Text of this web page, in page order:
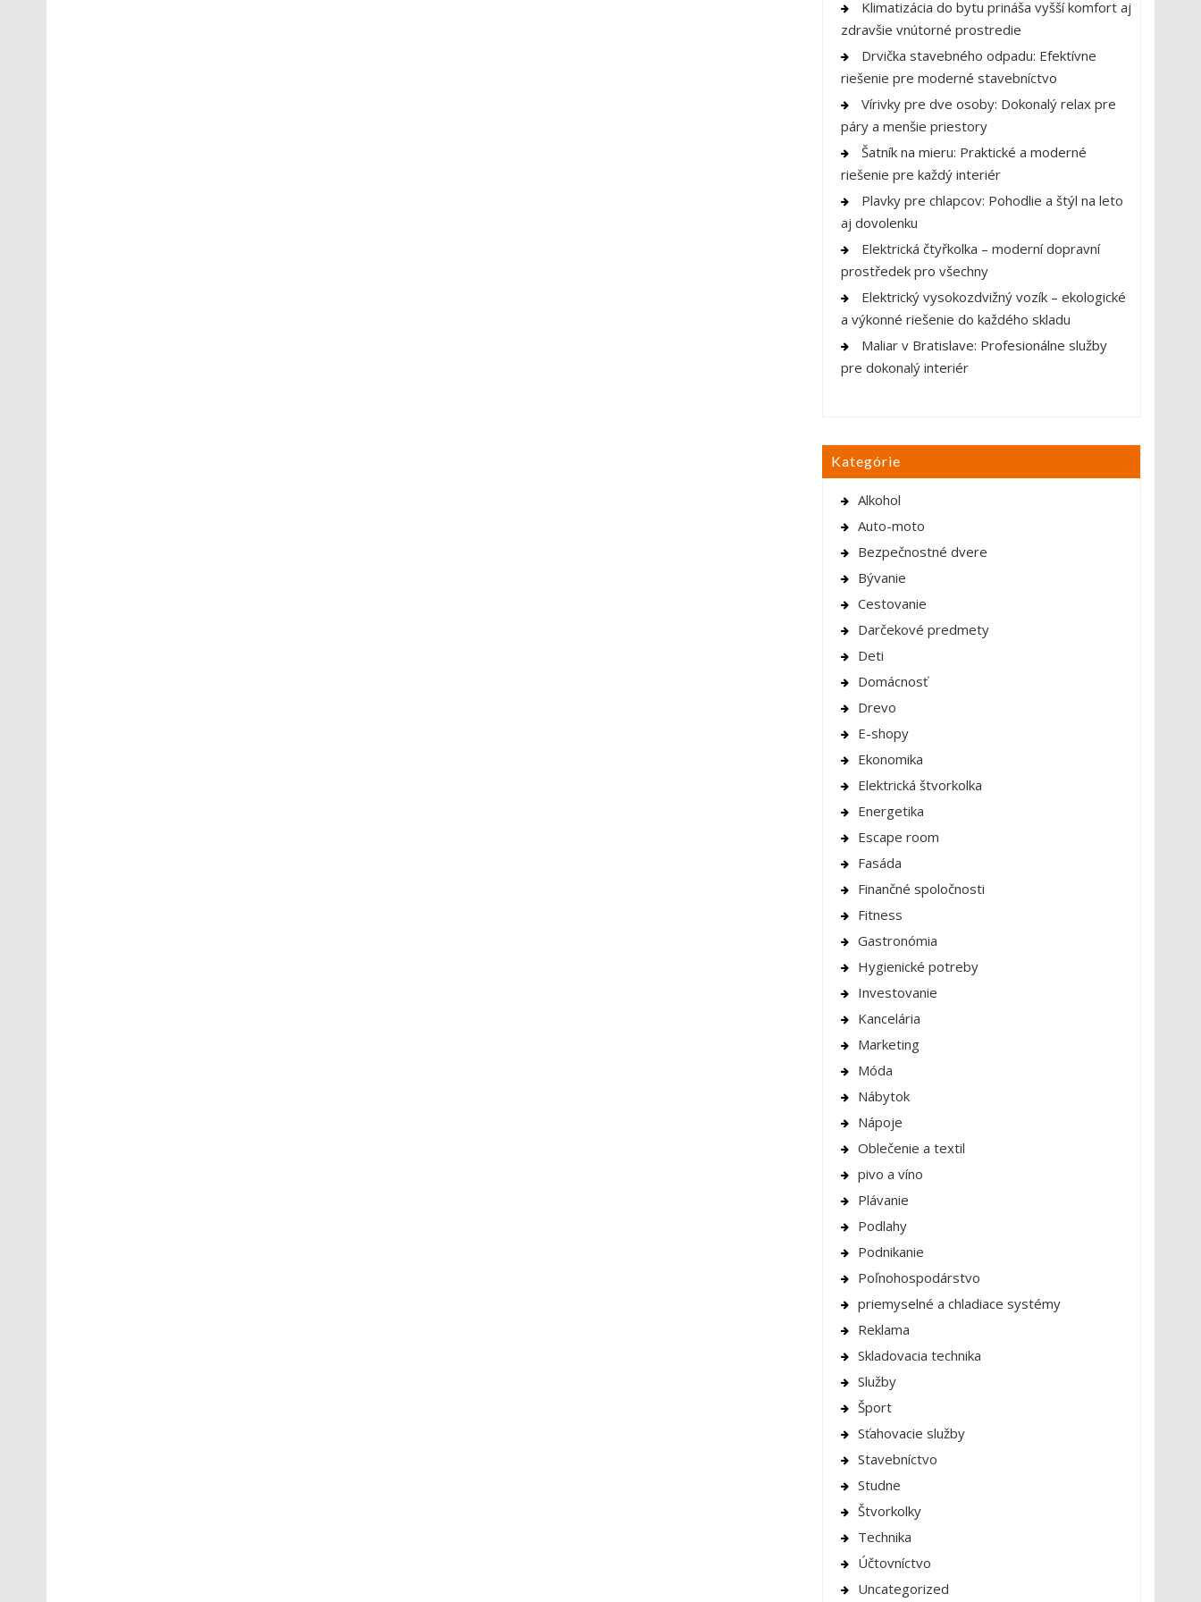
Klimatizácia do bytu prináša vyšší komfort aj
zdravšie vnútorné prostredie
Drvička stavebného odpadu: Efektívne
riešenie pre moderné stavebníctvo
Vírivky pre dve osoby: Dokonalý relax pre
páry a menšie priestory
Šatník na mieru: Praktické a moderné
riešenie pre každý interiér
Plavky pre chlapcov: Pohodlie a štýl na leto
aj dovolenku
Elektrická čtyřkolka – moderní dopravní
prostředek pro všechny
Elektrický vysokozdvižný vozík – ekologické
a výkonné riešenie do každého skladu
Maliar v Bratislave: Profesionálne služby
pre dokonalý interiér
Kategórie
Alkohol
Auto-moto
Bezpečnostné dvere
Bývanie
Cestovanie
Darčekové predmety
Deti
Domácnosť
Drevo
E-shopy
Ekonomika
Elektrická štvorkolka
Energetika
Escape room
Fasáda
Finančné spoločnosti
Fitness
Gastronómia
Hygienické potreby
Investovanie
Kancelária
Marketing
Móda
Nábytok
Nápoje
Oblečenie a textil
pivo a víno
Plávanie
Podlahy
Podnikanie
Poľnohospodárstvo
priemyselné a chladiace systémy
Reklama
Skladovacia technika
Služby
Šport
Sťahovacie služby
Stavebníctvo
Studne
Štvorkolky
Technika
Účtovníctvo
Uncategorized